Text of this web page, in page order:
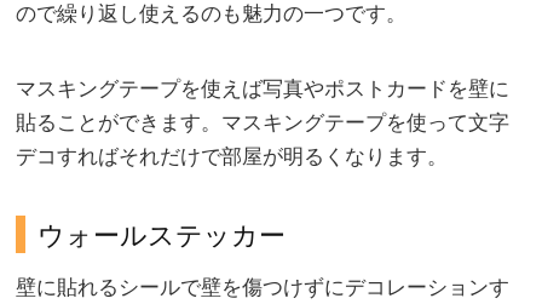
ので繰り返し使えるのも魅力の一つです。
マスキングテープを使えば写真やポストカードを壁に
貼ることができます。マスキングテープを使って文字
デコすればそれだけで部屋が明るくなります。
ウォールステッカー
壁に貼れるシールで壁を傷つけずにデコレーションす